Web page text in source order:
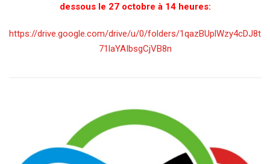
dessous le 27 octobre à 14 heures:
https://drive.google.com/drive/u/0/folders/1qazBUplWzy4cDJ8t
71laYAIbsgCjVB8n